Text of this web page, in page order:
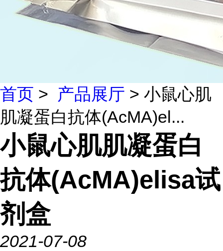
首页 > 产品展厅 > 小鼠心肌
肌凝蛋白抗体(AcMA)el...
小鼠心肌肌凝蛋白
抗体(AcMA)elisa试
剂盒
2021-07-08